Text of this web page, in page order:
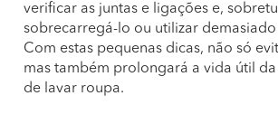
verificar as juntas e ligações e,
sobrecarregá-lo ou utilizar
Com estas pequenas dicas, não só
mas também prolongará a vida útil da
de lavar roupa.